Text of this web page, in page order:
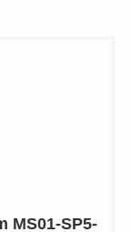
MS01-SP5-